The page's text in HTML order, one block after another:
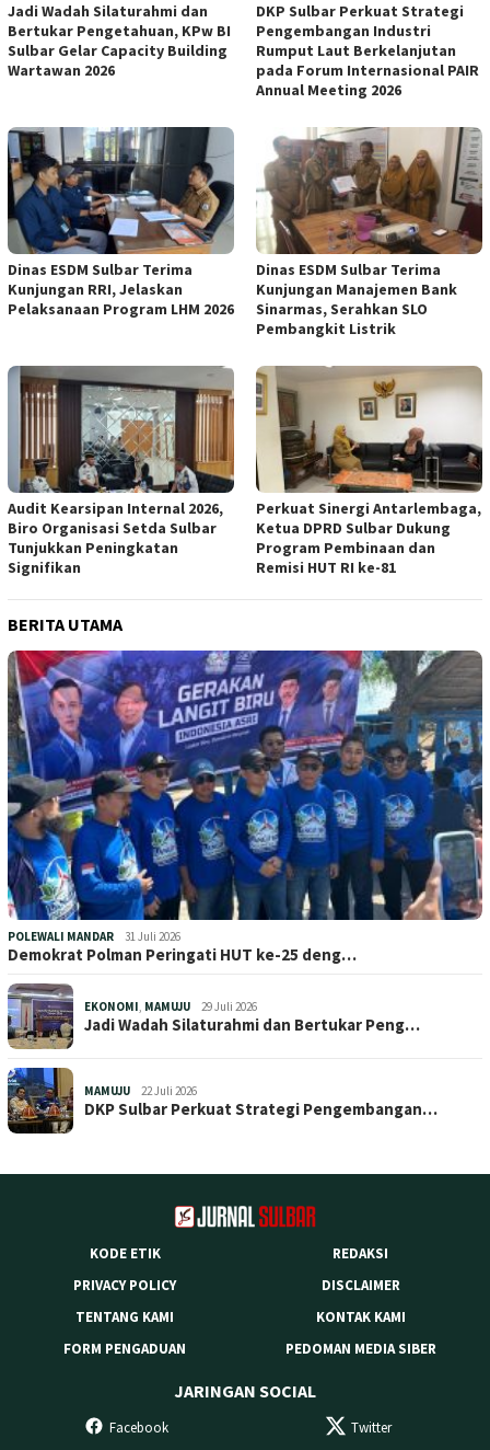
Jadi Wadah Silaturahmi dan
Bertukar Pengetahuan, KPw BI
Sulbar Gelar Capacity Building
Wartawan 2026
DKP Sulbar Perkuat Strategi
Pengembangan Industri
Rumput Laut Berkelanjutan
pada Forum Internasional PAIR
Annual Meeting 2026
Dinas ESDM Sulbar Terima
Kunjungan RRI, Jelaskan
Pelaksanaan Program LHM 2026
Dinas ESDM Sulbar Terima
Kunjungan Manajemen Bank
Sinarmas, Serahkan SLO
Pembangkit Listrik
Audit Kearsipan Internal 2026,
Biro Organisasi Setda Sulbar
Tunjukkan Peningkatan
Signifikan
Perkuat Sinergi Antarlembaga,
Ketua DPRD Sulbar Dukung
Program Pembinaan dan
Remisi HUT RI ke-81
BERITA UTAMA
POLEWALI MANDAR 31 Juli 2026
Demokrat Polman Peringati HUT ke-25 deng…
EKONOMI, MAMUJU 29 Juli 2026
Jadi Wadah Silaturahmi dan Bertukar Peng…
MAMUJU 22 Juli 2026
DKP Sulbar Perkuat Strategi Pengembangan…
KODE ETIK
REDAKSI
PRIVACY POLICY
DISCLAIMER
TENTANG KAMI
KONTAK KAMI
FORM PENGADUAN
PEDOMAN MEDIA SIBER
JARINGAN SOCIAL
Facebook Twitter